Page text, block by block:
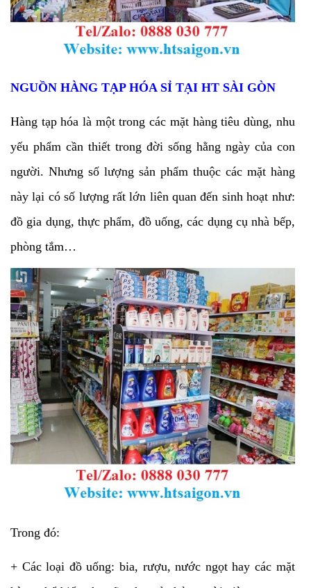
NGUỒN HÀNG TẠP HÓA SỈ TẠI HT SÀI GÒN
Hàng tạp hóa là một trong các mặt hàng tiêu dùng, nhu
yếu phẩm cần thiết trong đời sống hằng ngày của con
người. Nhưng số lượng sản phẩm thuộc các mặt hàng
này lại có số lượng rất lớn liên quan đến sinh hoạt như:
đồ gia dụng, thực phẩm, đồ uống, các dụng cụ nhà bếp,
phòng tắm…
Trong đó:
+ Các loại đồ uống: bia, rượu, nước ngọt hay các mặt